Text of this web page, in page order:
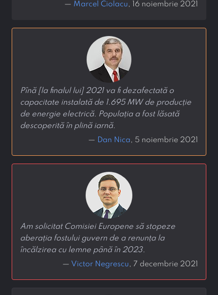
— Marcel Ciolacu, 16 noiembrie 2021
Pînă [la finalul lui] 2021 va fi dezafectată o
capacitate instalată de 1.695 MW de producție
de energie electrică. Populația a fost lăsată
descoperită în plină iarnă.
— Dan Nica, 5 noiembrie 2021
Am solicitat Comisiei Europene să stopeze
aberația fostului guvern de a renunța la
încălzirea cu lemne până în 2023.
— Victor Negrescu, 7 decembrie 2021